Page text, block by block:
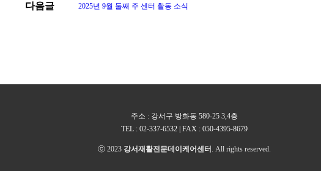
다음글 2025년 9월 둘째 주 센터 활동 소식
주소 : 강서구 방화동 580-25 3,4층
TEL : 02-337-6532 | FAX : 050-4395-8679
ⓒ 2023 강서재활전문데이케어센터 . All rights reserved.